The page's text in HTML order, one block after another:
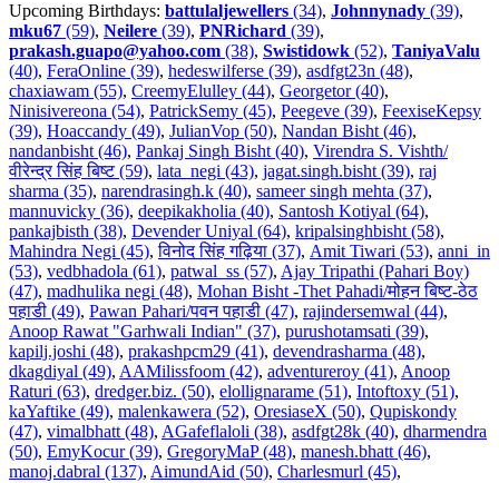
Upcoming Birthdays: battulaljewellers (34), Johnnynady (39),
mku67 (59), Neilere (39), PNRichard (39),
prakash.guapo@yahoo.com (38), Swistidowk (52), TaniyaValu
(40), FeraOnline (39), hedeswilferse (39), asdfgt23n (48),
chaxiawam (55), CreemyElulley (44), Georgetor (40),
Ninisivereona (54), PatrickSemy (45), Peegeve (39), FeexiseKepsy
(39), Hoaccandy (49), JulianVop (50), Nandan Bisht (46),
nandanbisht (46), Pankaj Singh Bisht (40), Virendra S. Vishth/
वीरेन्द्र सिंह बिष्ट (59), lata_negi (43), jagat.singh.bisht (39), raj
sharma (35), narendrasingh.k (40), sameer singh mehta (37),
mannuvicky (36), deepikakholia (40), Santosh Kotiyal (64),
pankajbisth (38), Devender Uniyal (64), kripalsinghbisht (58),
Mahindra Negi (45),विनोद सिंह गढ़िया (37), Amit Tiwari (53), anni_in
(53), vedbhadola (61), patwal_ss (57), Ajay Tripathi (Pahari Boy)
(47), madhulika negi (48), Mohan Bisht -Thet Pahadi/मोहन बिष्ट-ठेठ
पहाडी (49), Pawan Pahari/पवन पहाडी (47), rajindersemwal (44),
Anoop Rawat "Garhwali Indian" (37), purushotamsati (39),
kapilj.joshi (48), prakashpcm29 (41), devendrasharma (48),
dkagdiyal (49), AAMilissfoom (42), adventureroy (41), Anoop
Raturi (63), dredger.biz. (50), elollignarame (51), Intoftoxy (51),
kaYaftike (49), malenkawera (52), OresiaseX (50), Qupiskondy
(47), vimalbhatt (48), AGafeflaloli (38), asdfgt28k (40), dharmendra
(50), EmyKocur (39), GregoryMaP (48), manesh.bhatt (46),
manoj.dabral (137), AimundAid (50), Charlesmurl (45),